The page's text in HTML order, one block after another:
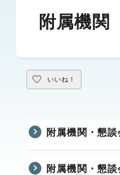
附属機関
いいね！
附属機関・懇
附属機関・懇